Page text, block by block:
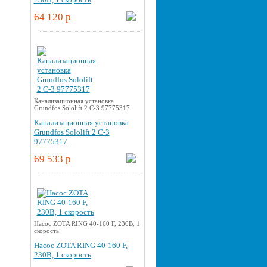
64 120 p
Канализационная установка
Grundfos Sololift 2 C-3 97775317
Канализационная установка
Grundfos Sololift 2 C-3
97775317
69 533 p
Насос ZOTA RING 40-160 F, 230В, 1
скорость
Насос ZOTA RING 40-160 F,
230В, 1 скорость